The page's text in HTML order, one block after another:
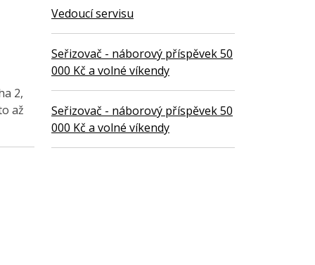
2,
až
Vedoucí servisu
Seřizovač - náborový příspěvek 50
000 Kč a volné víkendy
Seřizovač - náborový příspěvek 50
000 Kč a volné víkendy